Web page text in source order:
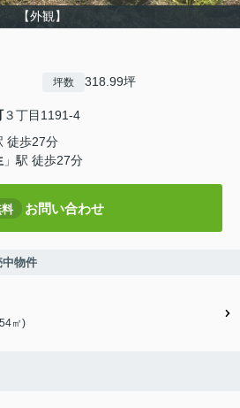
【外観】
坪数 318.99坪
３丁目1191-4
徒歩27分
」駅 徒歩27分
お問い合わせ
中物件
㎡)